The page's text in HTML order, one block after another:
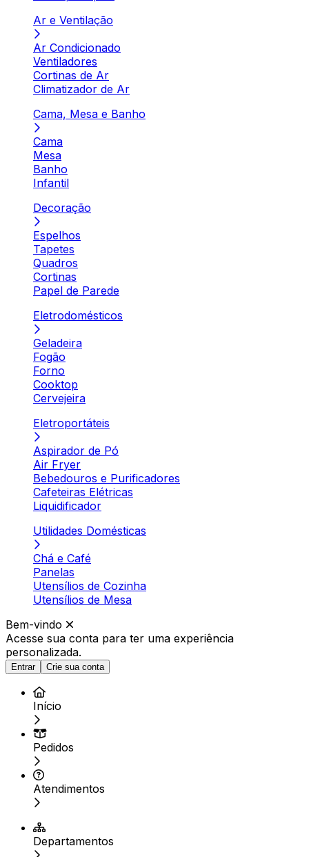
Ar e Ventilação
Ar Condicionado
Ventiladores
Cortinas de Ar
Climatizador de Ar
Cama, Mesa e Banho
Cama
Mesa
Banho
Infantil
Decoração
Espelhos
Tapetes
Quadros
Cortinas
Papel de Parede
Eletrodomésticos
Geladeira
Fogão
Forno
Cooktop
Cervejeira
Eletroportáteis
Aspirador de Pó
Air Fryer
Bebedouros e Purificadores
Cafeteiras Elétricas
Liquidificador
Utilidades Domésticas
Chá e Café
Panelas
Utensílios de Cozinha
Utensílios de Mesa
Bem-vindo
Acesse sua conta para ter uma experiência
personalizada.
Entrar Crie sua conta
Início
Pedidos
Atendimentos
Departamentos